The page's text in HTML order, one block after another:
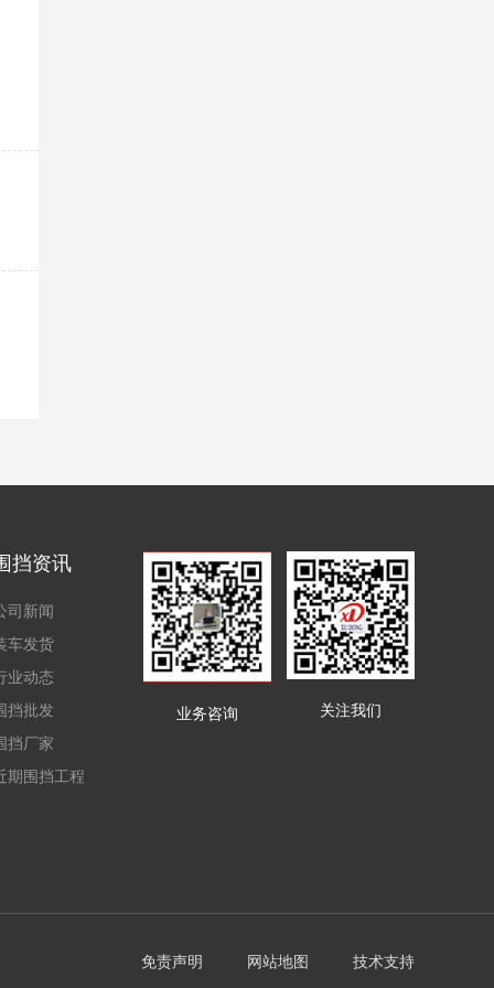
挡资讯
司新闻
车发货
业动态
挡批发
挡厂家
期围挡工程
业务咨询 关注我们
免责声明 网站地图 技术支持